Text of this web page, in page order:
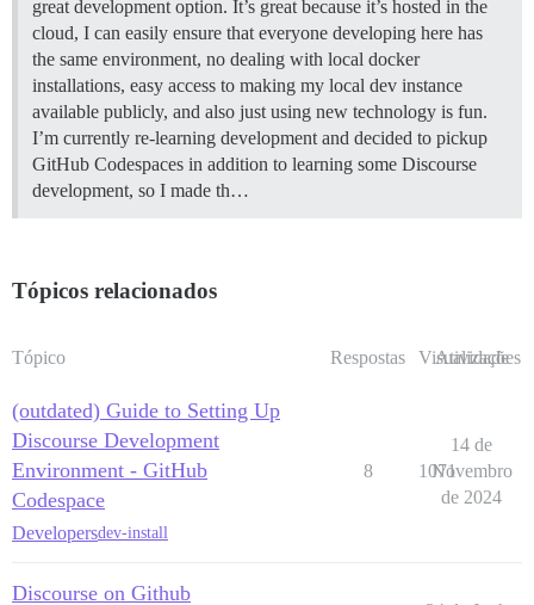
great development option. It’s great because it’s hosted in the
cloud, I can easily ensure that everyone developing here has
the same environment, no dealing with local docker
installations, easy access to making my local dev instance
available publicly, and also just using new technology is fun.
I’m currently re-learning development and decided to pickup
GitHub Codespaces in addition to learning some Discourse
development, so I made th…
Tópicos relacionados
Tópico Respostas Visualizações
Atividade
(outdated) Guide to Setting Up
Discourse Development
Environment - GitHub
Codespace
Developersdev-install
8 1071
14 de
Novembro
de 2024
Discourse on Github